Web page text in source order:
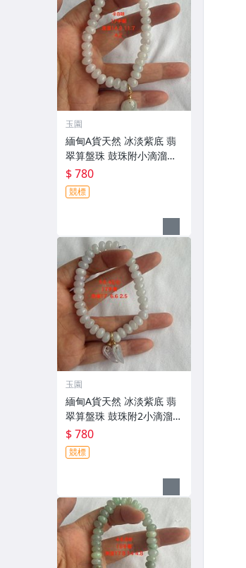
玉園
緬甸A貨天然 冰淡紫底 翡
翠算盤珠 鼓珠附小滴溜手
$ 780
競標
玉園
緬甸A貨天然 冰淡紫底 翡
翠算盤珠 鼓珠附2小滴溜手
$ 780
競標